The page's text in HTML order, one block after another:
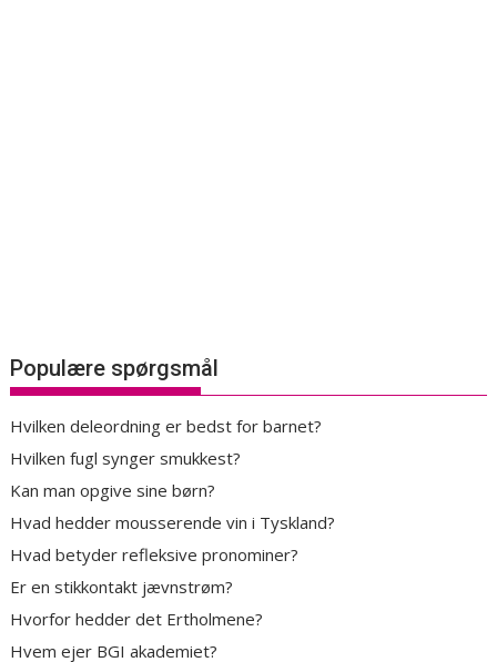
Populære spørgsmål
Hvilken deleordning er bedst for barnet?
Hvilken fugl synger smukkest?
Kan man opgive sine børn?
Hvad hedder mousserende vin i Tyskland?
Hvad betyder refleksive pronominer?
Er en stikkontakt jævnstrøm?
Hvorfor hedder det Ertholmene?
Hvem ejer BGI akademiet?